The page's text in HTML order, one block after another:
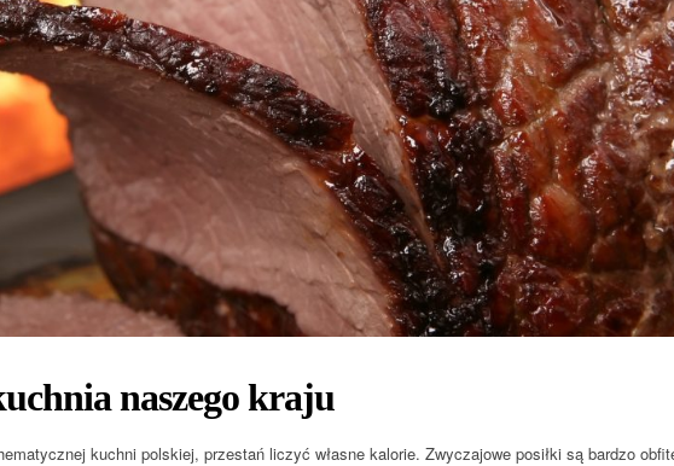
naszego kraju
kuchni polskiej, przestań liczyć własne kalorie. Zwyczajowe posiłki są bardzo